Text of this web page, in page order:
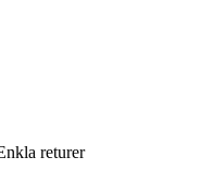
returer